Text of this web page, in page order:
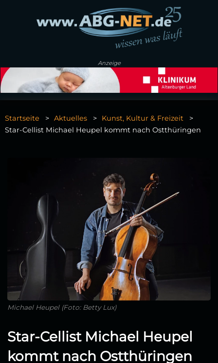
Anzeige
Startseite Aktuelles
Kunst, Kultur & Freizeit
Star-Cellist Michael Heupel kommt nach Ostthüringen
Michael Heupel (Foto: Betty Lux)
Star-Cellist Michael Heupel
kommt nach Ostthüringen